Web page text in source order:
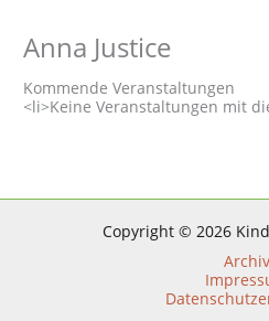
Anna Justice
Kommende Veranstaltungen
<li>Keine Veranstaltungen mit
Copyright © 2026
Archiv